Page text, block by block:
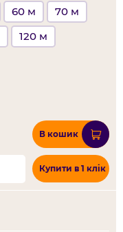
60 м
70 м
120 м
В кошик
Купити в 1 клік